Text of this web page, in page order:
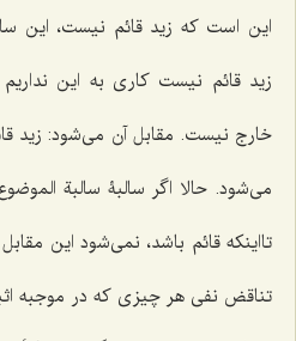
این است که زید قائم نیست، این
زید قائم نیست کاری به این
خارج نیست. مقابل آن می‌شود: زید
می‌شود. حالا اگر سالبۀ سالبة
تااینکه قائم باشد، نمی‌شود این
تناقض نفی هر چیزی که در موجبه